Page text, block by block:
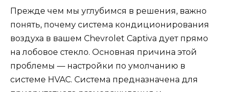
Прежде чем мы углубимся в решения, важно
понять, почему система кондиционирования
воздуха в вашем Chevrolet Captiva дует прямо
на лобовое стекло. Основная причина этой
проблемы — настройки по умолчанию в
системе HVAC. Система предназначена для